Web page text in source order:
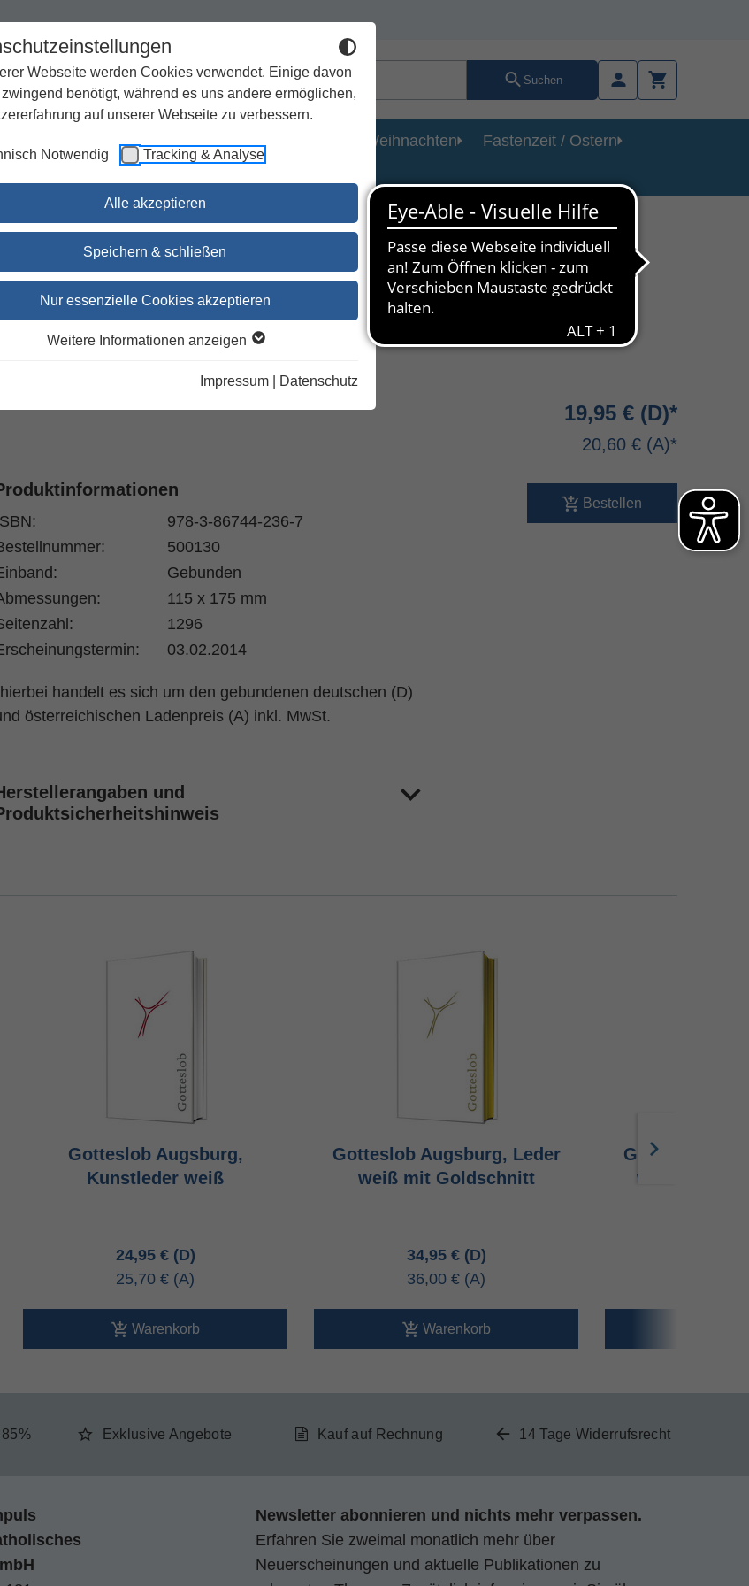
Webseite werden Cookies verwendet. Einige davon
benötigt, während es uns andere ermöglichen,
auf unserer Webseite zu verbessern.
Notwendig Tracking & Analyse
Alle akzeptieren
Speichern & schließen
Nur essenzielle Cookies akzeptieren
Weitere Informationen anzeigen
Impressum Datenschutz
Suchen
Geschenke Kirchenjahr / Lebensweg Weihnachten
Fastenzeit / Ostern
Augsburg, Standard
lieferbar innerhalb 1-4 Werktagen
19,95 €
20,60 €
Bestellen
978-3-86744-236-7
500130
Gebunden
115 x 175 mm
1296
03.02.2014
handelt es sich um den gebundenen deutschen (D)
österreichischen Ladenpreis (A) inkl. MwSt.
und
Gotteslob Augsburg,
Kunstleder weiß
24,95 €
25,70 €
Warenkorb
Gotteslob Augsburg, Leder
weiß mit Goldschnitt
34,95 €
36,00 €
Warenkorb
Gotteslob
weinrot mit
Exklusive Angebote Kauf auf Rechnung 14 Tage Widerrufsrecht
Newsletter abonnieren und nichts mehr verpassen.
Erfahren Sie zweimal monatlich mehr über
Neuerscheinungen und aktuelle Publikationen zu